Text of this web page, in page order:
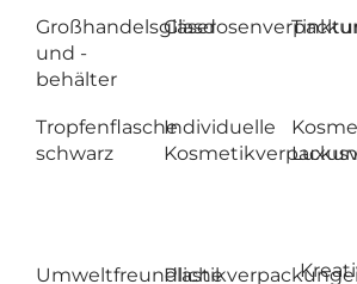
Großhandelsgläser
und -
behälter
Tropfenflasche
schwarz
Individuelle
Umweltfreundliche